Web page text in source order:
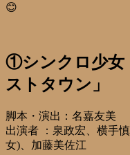
😊
①シンクロ少女
ストタウン」
脚本・演出：名嘉友美
出演者 ：泉政宏、横手
女)、加藤美佐江